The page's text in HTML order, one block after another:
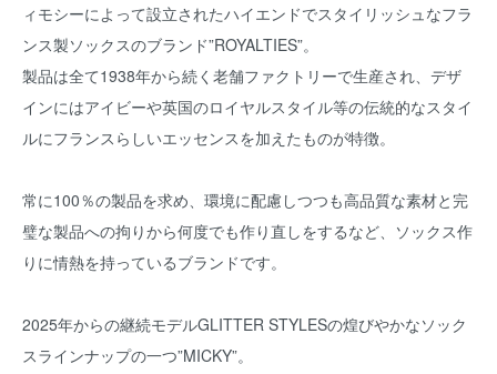
ィモシーによって設立されたハイエンドでスタイリッシュなフラ
ンス製ソックスのブランド”ROYALTIES”。
製品は全て1938年から続く老舗ファクトリーで生産され、デザ
インにはアイビーや英国のロイヤルスタイル等の伝統的なスタイ
ルにフランスらしいエッセンスを加えたものが特徴。
常に100％の製品を求め、環境に配慮しつつも高品質な素材と完
璧な製品への拘りから何度でも作り直しをするなど、ソックス作
りに情熱を持っているブランドです。
2025年からの継続モデルGLITTER STYLESの煌びやかなソック
スラインナップの一つ”MICKY”。